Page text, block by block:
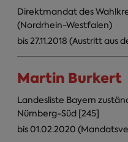
Direktmandat des
(Nordrhein-Westfalen)
bis 27.11.2018 (Austritt aus
Martin Burkert
Landesliste Bayern
Nürnberg-Süd [245]
bis 01.02.2020